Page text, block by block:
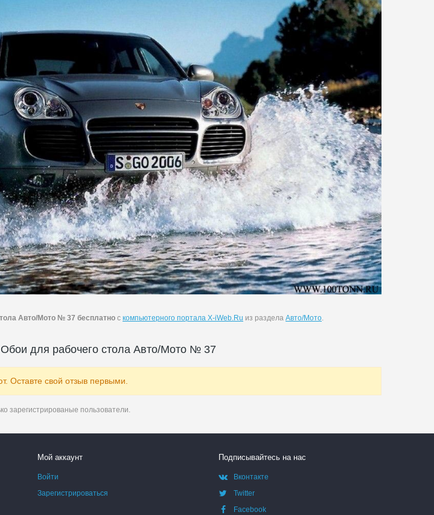
Авто/Мото № 37 бесплатно с компьютерного портала X-iWeb.Ru из раздела Авто/Мото
для рабочего стола Авто/Мото № 37
Оставте свой отзыв первыми.
зарегистрированые пользователи.
Мой аккаунт
Войти
Зарегистрироваться
Подписывайтесь на нас
Вконтакте
Twitter
Facebook